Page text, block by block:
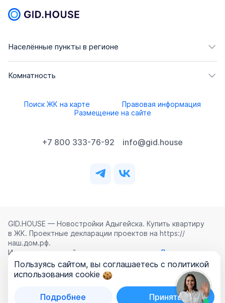
Населённые пункты в регионе
Комнатность
Поиск ЖК на карте
Правовая информация
Размещение на сайте
+7 800 333-76-92 info@gid.house
GID.HOUSE — Новостройки Адыгейска. Купить квартиру
в ЖК. Проектные декларации проектов на https://
наш.дом.рф.
Использование сайта означает согласие с
Лицензионным
соглашением
,Политикой конфиденциальностии
Политикой обработки персональных данных
ООО «ГИД.ХАУЗ»
Пользуясь сайтом, вы соглашаетесь с политикой
использования cookie
Подробнее Принять